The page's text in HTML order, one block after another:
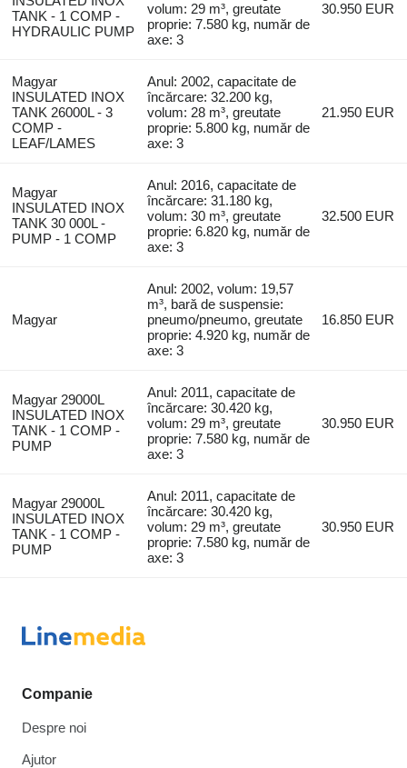
TANK - 1 COMP -
HYDRAULIC PUMP
volum: 29 m³, greutate
proprie: 7.580 kg, număr de
axe: 3
30.950 EUR
Magyar
INSULATED INOX
TANK 26000L - 3
COMP -
LEAF/LAMES
Anul: 2002, capacitate de
încărcare: 32.200 kg,
volum: 28 m³, greutate
proprie: 5.800 kg, număr de
axe: 3
21.950 EUR
Magyar
INSULATED INOX
TANK 30 000L -
PUMP - 1 COMP
Anul: 2016, capacitate de
încărcare: 31.180 kg,
volum: 30 m³, greutate
proprie: 6.820 kg, număr de
axe: 3
32.500 EUR
Magyar
Anul: 2002, volum: 19,57
m³, bară de suspensie:
pneumo/pneumo, greutate
proprie: 4.920 kg, număr de
axe: 3
16.850 EUR
Magyar 29000L
INSULATED INOX
TANK - 1 COMP -
PUMP
Anul: 2011, capacitate de
încărcare: 30.420 kg,
volum: 29 m³, greutate
proprie: 7.580 kg, număr de
axe: 3
30.950 EUR
Magyar 29000L
INSULATED INOX
TANK - 1 COMP -
PUMP
Anul: 2011, capacitate de
încărcare: 30.420 kg,
volum: 29 m³, greutate
proprie: 7.580 kg, număr de
axe: 3
30.950 EUR
Companie
Despre noi
Ajutor